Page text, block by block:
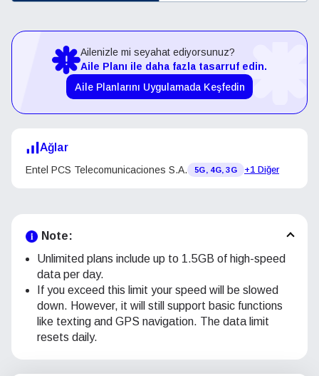
Ailenizle mi seyahat ediyorsunuz?
Aile Planı ile daha fazla tasarruf edin.
Aile Planlarını Uygulamada Keşfedin
Ağlar
Entel PCS Telecomunicaciones S.A. 5G, 4G, 3G +1 Diğer
Note:
Unlimited plans include up to 1.5GB of high-speed
data per day.
If you exceed this limit your speed will be slowed
down. However, it will still support basic functions
like texting and GPS navigation. The data limit
resets daily.